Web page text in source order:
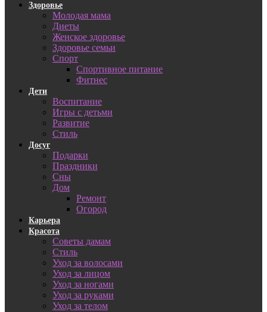
Здоровье
Молодая мама
Диеты
Женское здоровье
Здоровье семьи
Спорт
Спортивное питание
Фитнес
Дети
Воспитание
Игры с детьми
Развитие
Стиль
Досуг
Подарки
Праздники
Сны
Дом
Ремонт
Огород
Карьера
Красота
Советы дамам
Стиль
Уход за волосами
Уход за лицом
Уход за ногами
Уход за руками
Уход за телом